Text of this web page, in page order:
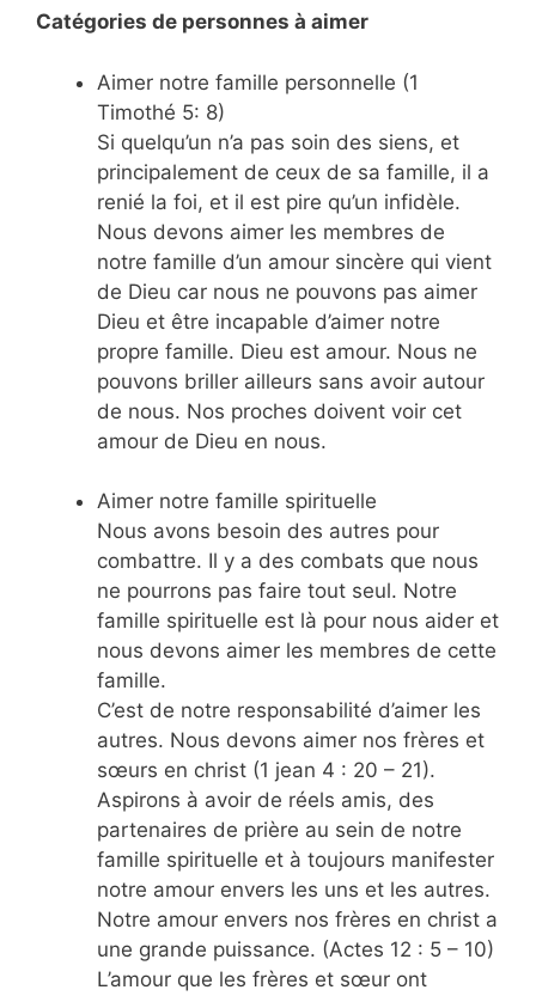
Catégories de personnes à aimer
Aimer notre famille personnelle (1
Timothé 5: 8)
Si quelqu’un n’a pas soin des siens, et
principalement de ceux de sa famille, il a
renié la foi, et il est pire qu’un infidèle.
Nous devons aimer les membres de
notre famille d’un amour sincère qui vient
de Dieu car nous ne pouvons pas aimer
Dieu et être incapable d’aimer notre
propre famille. Dieu est amour. Nous ne
pouvons briller ailleurs sans avoir autour
de nous. Nos proches doivent voir cet
amour de Dieu en nous.
Aimer notre famille spirituelle
Nous avons besoin des autres pour
combattre. Il y a des combats que nous
ne pourrons pas faire tout seul. Notre
famille spirituelle est là pour nous aider et
nous devons aimer les membres de cette
famille.
C’est de notre responsabilité d’aimer les
autres. Nous devons aimer nos frères et
sœurs en christ (1 jean 4 : 20 – 21).
Aspirons à avoir de réels amis, des
partenaires de prière au sein de notre
famille spirituelle et à toujours manifester
notre amour envers les uns et les autres.
Notre amour envers nos frères en christ a
une grande puissance. (Actes 12 : 5 – 10)
L’amour que les frères et sœur ont